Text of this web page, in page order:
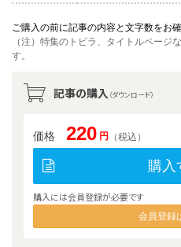
ご購入の前に記事の内容と文字数をお
（注）特集のトビラ、タイトルページ
す。
記事の購入 （ダウンロード）
価格 220 円 （税込）
購入
購入には会員登録が必要です
会員登録